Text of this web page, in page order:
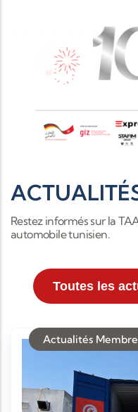
Restez informés sur la
automobile tunisien.
Toutes les
Actualités